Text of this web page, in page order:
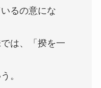
るの意にな
は、「揆を一
。